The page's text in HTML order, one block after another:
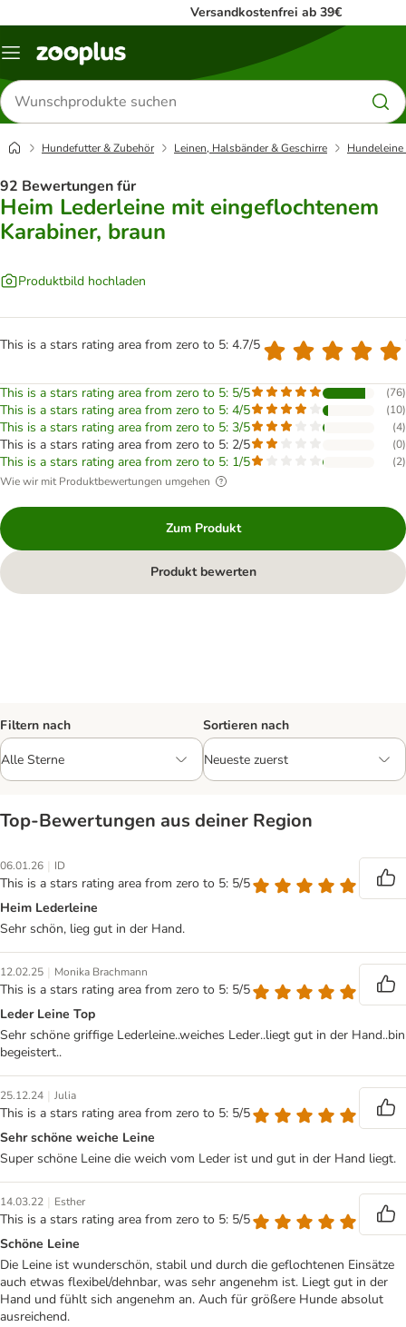
Versandkostenfrei ab 39€
Menü
Produkte
suchen
Hundefutter & Zubehör Leinen, Halsbänder & Geschirre Hundeleine
92 Bewertungen für
Heim Lederleine mit eingeflochtenem
Karabiner, braun
Produktbild hochladen
This is a stars rating area from zero to 5: 4.7/5
This is a stars rating area from zero to 5: 5/5 (76)
This is a stars rating area from zero to 5: 4/5 (10)
This is a stars rating area from zero to 5: 3/5 (4)
This is a stars rating area from zero to 5: 2/5 (0)
This is a stars rating area from zero to 5: 1/5 (2)
Wie wir mit Produktbewertungen umgehen
Zum Produkt
Produkt bewerten
Filtern nach Sortieren nach
Top‑Bewertungen aus deiner Region
06.01.26 | ID
This is a stars rating area from zero to 5: 5/5
Heim Lederleine
Sehr schön, lieg gut in der Hand.
12.02.25 | Monika Brachmann
This is a stars rating area from zero to 5: 5/5
Leder Leine Top
Sehr schöne griffige Lederleine..weiches Leder..liegt gut in der Hand..bin
begeistert..
25.12.24 | Julia
This is a stars rating area from zero to 5: 5/5
Sehr schöne weiche Leine
Super schöne Leine die weich vom Leder ist und gut in der Hand liegt.
14.03.22 | Esther
This is a stars rating area from zero to 5: 5/5
Schöne Leine
Die Leine ist wunderschön, stabil und durch die geflochtenen Einsätze
auch etwas flexibel/dehnbar, was sehr angenehm ist. Liegt gut in der
Hand und fühlt sich angenehm an. Auch für größere Hunde absolut
ausreichend.